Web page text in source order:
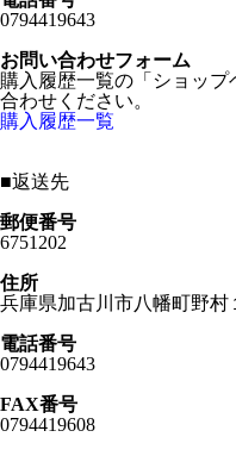
0794419643
お問い合わせフォーム
購入履歴一覧の「ショッ
合わせください。
購入履歴一覧
■返送先
郵便番号
6751202
住所
兵庫県加古川市八幡町野村
電話番号
0794419643
FAX番号
0794419608